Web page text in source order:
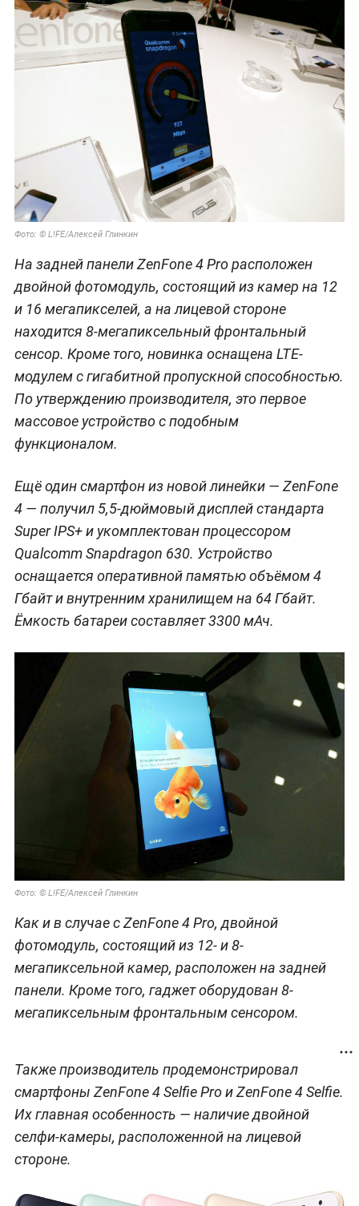
Фото: © L!FE/Алексей Глинкин
На задней панели ZenFone 4 Pro расположен
двойной фотомодуль, состоящий из камер на 12
и 16 мегапикселей, а на лицевой стороне
находится 8-мегапиксельный фронтальный
сенсор. Кроме того, новинка оснащена LTE-
модулем с гигабитной пропускной способностью.
По утверждению производителя, это первое
массовое устройство с подобным
функционалом.
Ещё один смартфон из новой линейки — ZenFone
4 — получил 5,5-дюймовый дисплей стандарта
Super IPS+ и укомплектован процессором
Qualcomm Snapdragon 630. Устройство
оснащается оперативной памятью объёмом 4
Гбайт и внутренним хранилищем на 64 Гбайт.
Ёмкость батареи составляет 3300 мАч.
Фото: © L!FE/Алексей Глинкин
Как и в случае с ZenFone 4 Pro, двойной
фотомодуль, состоящий из 12- и 8-
мегапиксельной камер, расположен на задней
панели. Кроме того, гаджет оборудован 8-
мегапиксельным фронтальным сенсором.
Также производитель продемонстрировал
смартфоны ZenFone 4 Selfie Pro и ZenFone 4 Selfie.
Их главная особенность — наличие двойной
селфи-камеры, расположенной на лицевой
стороне.